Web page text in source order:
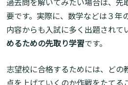
要です。実際に、数学などは３年
内容からも入試に多く出題されて
めるための先取り学習です。
志望校に合格するためには、どの
点を上げていくのか作戦をたてる